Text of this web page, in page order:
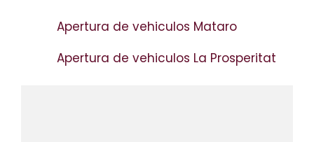
Apertura de vehiculos Mataro
Apertura de vehiculos La Prosperitat